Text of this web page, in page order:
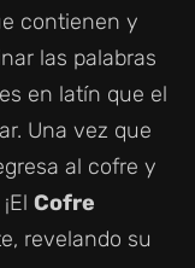
contienen y
las palabras
en latín que el
Una vez que
al cofre y
Cofre
revelando su